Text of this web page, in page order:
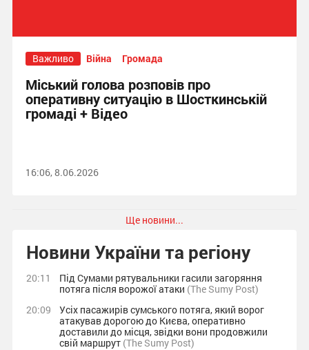
Важливо Війна Громада
Міський голова розповів про
оперативну ситуацію в Шосткинській
громаді + Відео
16:06, 8.06.2026
Ще новини...
Новини України та регіону
20:11
Під Сумами рятувальники гасили загоряння
потяга після ворожої атаки (The Sumy Post)
20:09
Усіх пасажирів сумського потяга, який ворог
атакував дорогою до Києва, оперативно
доставили до місця, звідки вони продовжили
свій маршрут (The Sumy Post)